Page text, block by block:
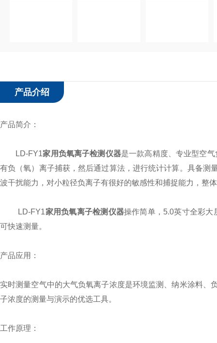
产品介绍
产品简介：
LD-FY1家用负氧离子检测仪器是一款高精度、专业型空
有负（氧）离子捕获，然后通过算法，进行统计计算。具备
波干扰能力，对小粒径负离子有很好的敏感性和捕捉能力，整
LD-FY1家用负氧离子检测仪器操作简单，5.0英寸全彩大
可快速测量。
产品应用：
实时测量空气中的大气负氧离子浓度是环境监测、纳米涂料
子浓度的测量与演示的优选工具。
工作原理：